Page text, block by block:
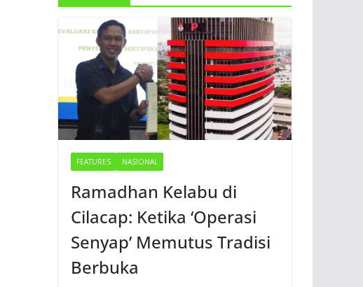
FEATURES NASIONAL
Ramadhan Kelabu di
Cilacap: Ketika ‘Operasi
Senyap’ Memutus Tradisi
Berbuka